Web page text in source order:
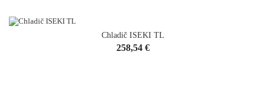
Chladič ISEKI TL
Cena
258,54 €